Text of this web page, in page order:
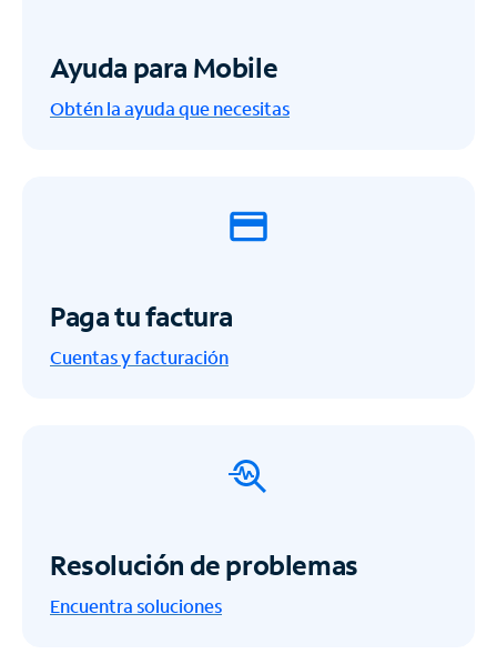
Ayuda para Mobile
Obtén la ayuda que necesitas
Paga tu factura
Cuentas y facturación
Resolución de problemas
Encuentra soluciones